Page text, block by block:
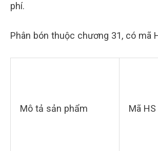
phí.
Phân bón thuộc chương 31, có mã
Mô tả sản phẩm Mã HS